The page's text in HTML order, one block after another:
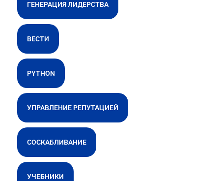
ГЕНЕРАЦИЯ ЛИДЕРСТВА
ВЕСТИ
PYTHON
УПРАВЛЕНИЕ РЕПУТАЦИЕЙ
СОСКАБЛИВАНИЕ
УЧЕБНИКИ